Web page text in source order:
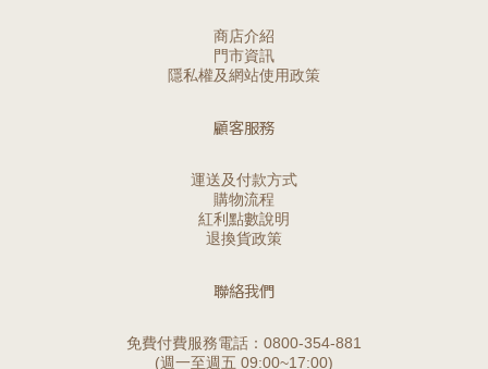
商店介紹
門市資訊
隱私權及網站使用政策
顧客服務
運送及付款方式
購物流程
紅利點數說明
退換貨政策
聯絡我們
免費付費服務電話：0800-354-881
(週一至週五 09:00~17:00)